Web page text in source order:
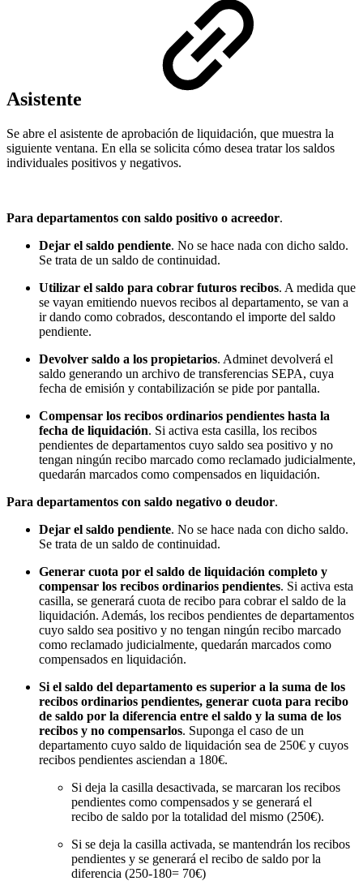
Asistente
Se abre el asistente de aprobación de liquidación, que muestra la
siguiente ventana. En ella se solicita cómo desea tratar los saldos
individuales positivos y negativos.
Para departamentos con saldo positivo o acreedor.
Dejar el saldo pendiente. No se hace nada con dicho saldo.
Se trata de un saldo de continuidad.
Utilizar el saldo para cobrar futuros recibos. A medida que
se vayan emitiendo nuevos recibos al departamento, se van a
ir dando como cobrados, descontando el importe del saldo
pendiente.
Devolver saldo a los propietarios. Adminet devolverá el
saldo generando un archivo de transferencias SEPA, cuya
fecha de emisión y contabilización se pide por pantalla.
Compensar los recibos ordinarios pendientes hasta la
fecha de liquidación. Si activa esta casilla, los recibos
pendientes de departamentos cuyo saldo sea positivo y no
tengan ningún recibo marcado como reclamado judicialmente,
quedarán marcados como compensados en liquidación.
Para departamentos con saldo negativo o deudor.
Dejar el saldo pendiente. No se hace nada con dicho saldo.
Se trata de un saldo de continuidad.
Generar cuota por el saldo de liquidación completo y
compensar los recibos ordinarios pendientes. Si activa esta
casilla, se generará cuota de recibo para cobrar el saldo de la
liquidación. Además, los recibos pendientes de departamentos
cuyo saldo sea positivo y no tengan ningún recibo marcado
como reclamado judicialmente, quedarán marcados como
compensados en liquidación.
Si el saldo del departamento es superior a la suma de los
recibos ordinarios pendientes, generar cuota para recibo
de saldo por la diferencia entre el saldo y la suma de los
recibos y no compensarlos. Suponga el caso de un
departamento cuyo saldo de liquidación sea de 250€ y cuyos
recibos pendientes asciendan a 180€.
Si deja la casilla desactivada, se marcaran los recibos
pendientes como compensados y se generará el
recibo de saldo por la totalidad del mismo (250€).
Si se deja la casilla activada, se mantendrán los recibos
pendientes y se generará el recibo de saldo por la
diferencia (250-180= 70€)